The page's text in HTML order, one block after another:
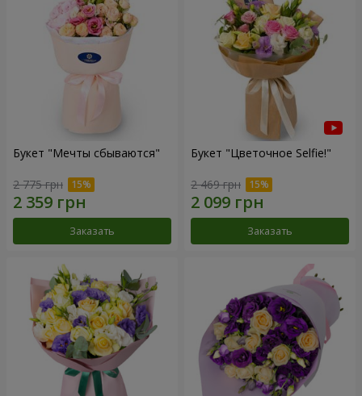
Букет "Мечты сбываются"
2 775 грн
Заказать
Букет "Цветочное Selfie!"
2 469 грн
Заказать